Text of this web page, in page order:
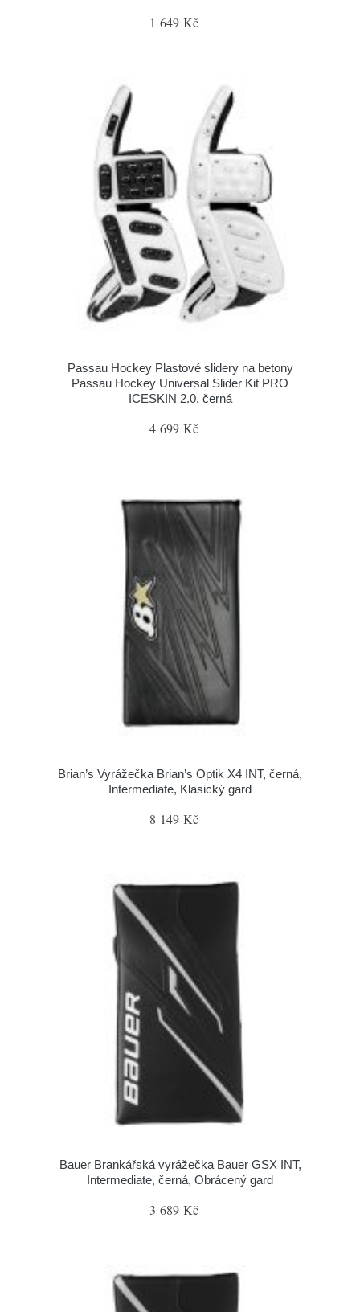
1 649 Kč
Passau Hockey Plastové slidery na betony
Passau Hockey Universal Slider Kit PRO
ICESKIN 2.0, černá
4 699 Kč
Brian’s Vyrážečka Brian’s Optik X4 INT, černá,
Intermediate, Klasický gard
8 149 Kč
Bauer Brankářská vyrážečka Bauer GSX INT,
Intermediate, černá, Obrácený gard
3 689 Kč